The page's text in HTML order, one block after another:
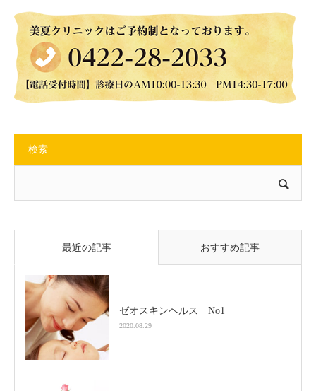
検索
最近の記事 おすすめ記事
ゼオスキンヘルス No1
2020.08.29